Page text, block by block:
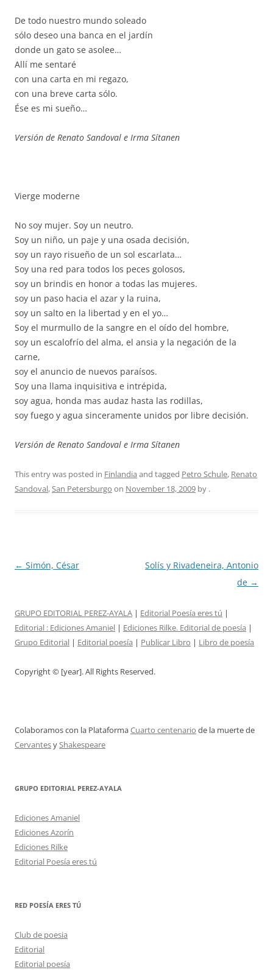
De todo nuestro mundo soleado
sólo deseo una banca en el jardín
donde un gato se asolee…
Allí me sentaré
con una carta en mi regazo,
con una breve carta sólo.
Ése es mi sueño…
Versión de Renato Sandoval e Irma Sítanen
Vierge moderne
No soy mujer. Soy un neutro.
Soy un niño, un paje y una osada decisión,
soy un rayo risueño de un sol escarlata…
Soy una red para todos los peces golosos,
soy un brindis en honor a todas las mujeres.
soy un paso hacia el azar y la ruina,
soy un salto en la libertad y en el yo…
Soy el murmullo de la sangre en el oído del hombre,
soy un escalofrío del alma, el ansia y la negación de la
carne,
soy el anuncio de nuevos paraísos.
Soy una llama inquisitiva e intrépida,
soy agua, honda mas audaz hasta las rodillas,
soy fuego y agua sinceramente unidos por libre decisión.
Versión de Renato Sandoval e Irma Sítanen
This entry was posted in Finlandia and tagged Petro Schule, Renato
Sandoval,San Petersburgo on November 18, 2009 by .
Post
← Simón, César
Solís y Rivadeneira, Antonio
de →
GRUPO EDITORIAL PEREZ-AYALA | Editorial Poesía eres tú |
Editorial : Ediciones Amaniel | Ediciones Rilke. Editorial de poesía |
Grupo Editorial | Editorial poesía | Publicar Libro | Libro de poesía
Copyright © [year]. All Rights Reserved.
Colaboramos con la PlataformaCuarto centenario de la muerte de
CervantesyShakespeare
GRUPO EDITORIAL PEREZ-AYALA
Ediciones Amaniel
Ediciones Azorín
Ediciones Rilke
Editorial Poesía eres tú
RED POESÍA ERES TÚ
Club de poesia
Editorial
Editorial poesía